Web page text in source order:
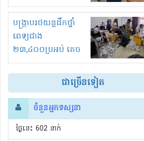
បាក់ច្រាំងទន្លេ និង
រំខានទាំងយប់ទាំងថ្ងៃ
បង្ក្រាបរថយន្តដឹកថ្នាំ
ពេទ្យជាង
២៣,៤០០ប្រអប់ គេច
ពន្ធនិងអត់ច្បាប់នាំ
ចូល!?
ជាច្រើនទៀត
ចំនួនអ្នកទស្សនា
ថ្ងៃនេះ​ 602 នាក់